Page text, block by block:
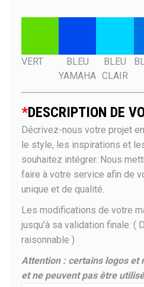
VERT
BLEU
YAMAHA
BLEU
CLAIR
*DESCRIPTION DE
Décrivez-nous votre projet
le style, les inspirations et
souhaitez intégrer. Nous
faire à votre service afin de
unique et de qualité.
Les modifications de votre
jusqu'à sa validation finale. (
raisonnable )
Attention : certains logos et
et ne peuvent pas être